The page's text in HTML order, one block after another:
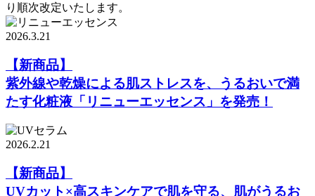
り順次改定いたします。
2026.3.21
【新商品】
紫外線や乾燥による肌ストレスを、うるおいで満
たす化粧液「リニューエッセンス」を発売！
2026.2.21
【新商品】
UVカット×高スキンケアで肌を守る、肌がうるお